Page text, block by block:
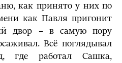
как принято у них по
как Павля пригонит
двор – в самую пору
Всё поглядывал
где работал Сашка,